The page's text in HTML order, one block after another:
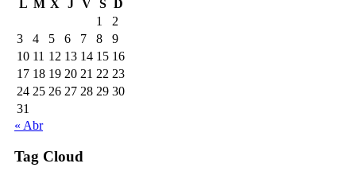
L M X J V S D
1
2
3
4 5 6 7 8
9
10 11 12 13 14 15 16
17 18 19 20 21 22 23
24 25 26 27 28 29 30
31
« Abr
Tag Cloud